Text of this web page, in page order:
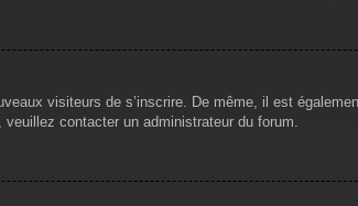
visiteurs de s’inscrire. De même, il est
veuillez contacter un administrateur du forum.